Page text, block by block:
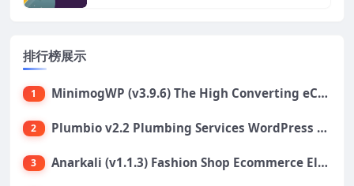
排行榜展示
1 MinimogWP (v3.9.6) The High Converting eCommerce WordPress Theme
2 Plumbio v2.2 Plumbing Services WordPress Theme
3 Anarkali (v1.1.3) Fashion Shop Ecommerce Elementor Theme